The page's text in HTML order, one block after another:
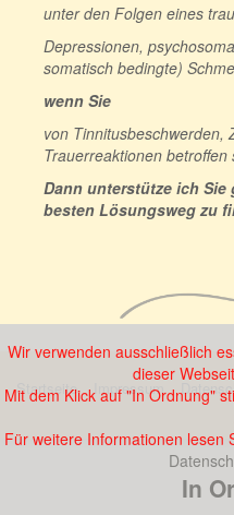
unter den Folgen eines
Depressionen,
somatisch bedingte)
wenn Sie
von Tinnitusbeschwerden,
Trauerreaktionen betroffen
Dann unterstütze ich Sie
besten Lösungsweg zu
Startseite Impressum
Wir verwenden ausschließlich
dieser
Mit dem Klick auf "In Ordnung"
Für weitere Informationen lesen
In